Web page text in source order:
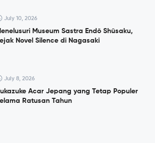
July 10, 2026
Museum Sastra Endō Shūsaku,
Novel Silence di Nagasaki
July 8, 2026
Acar Jepang yang Tetap Populer
Ratusan Tahun